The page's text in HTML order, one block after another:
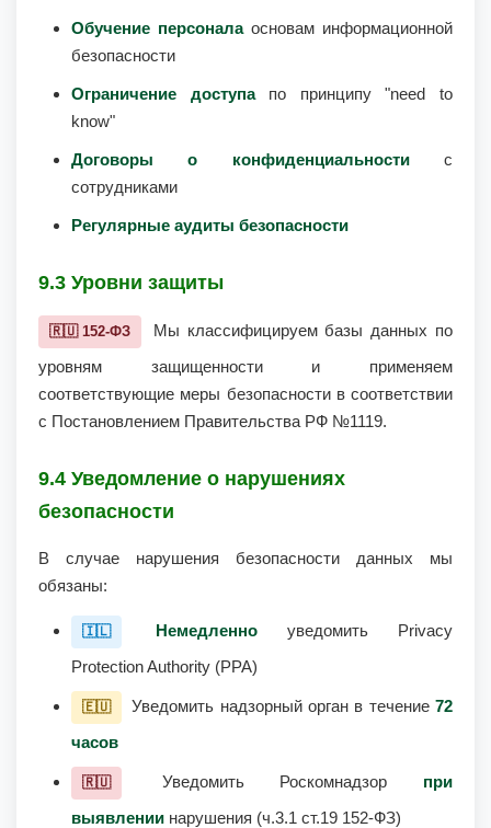
Обучение персоналаосновам информационной
безопасности
Ограничение доступапо принципу "need to
know"
Договоры о конфиденциальностис
сотрудниками
Регулярные аудиты безопасности
9.3 Уровни защиты
🇷🇺 152-ФЗ
Мы классифицируем базы данных по
уровням защищенности и применяем
соответствующие меры безопасности в соответствии
с Постановлением Правительства РФ №1119.
9.4 Уведомление о нарушениях
безопасности
В случае нарушения безопасности данных мы
обязаны:
🇮🇱 Немедленно уведомить Privacy
Protection Authority (PPA)
🇪🇺 Уведомить надзорный орган в течение 72
часов
🇷🇺 Уведомить Роскомнадзор при
выявлении нарушения (ч.3.1 ст.19 152-ФЗ)